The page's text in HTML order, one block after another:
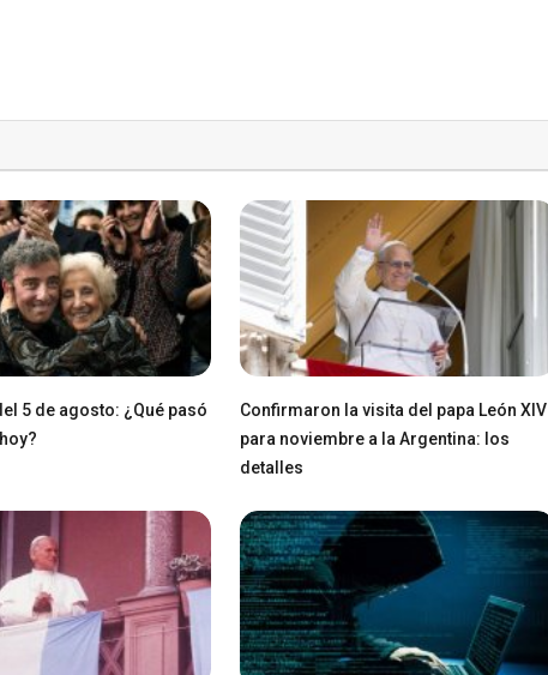
5 de agosto: ¿Qué pasó
Confirmaron la visita del papa León XIV
para noviembre a la Argentina: los
detalles